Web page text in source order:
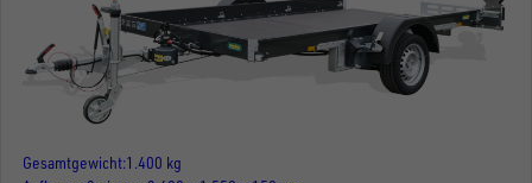
Gesamtgewicht 1.400 kg